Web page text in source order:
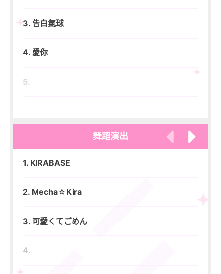
3. 告白氣球
4. 愛你
5.
舞蹈演出
1. KIRABASE
2. Mecha☆Kira
3. 可愛くてごめん
4.
7.